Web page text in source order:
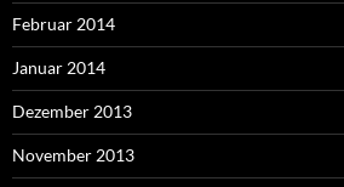
Februar 2014
Januar 2014
Dezember 2013
November 2013